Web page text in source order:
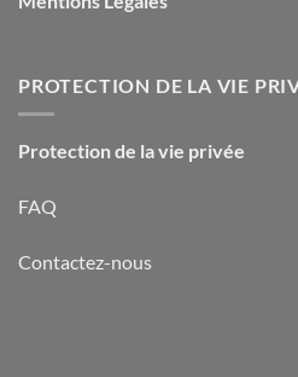
PROTECTION DE LA VIE
Protection de la vie privée
FAQ
Contactez-nous